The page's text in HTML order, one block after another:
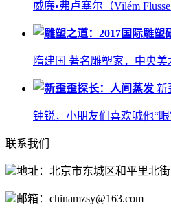
威廉•弗卢塞尔（Vilém
隋建国 著名雕塑家，中央
新
钟锐，小朋友们喜欢喊他“
联系我们
地址：北京市东城区和平里北街
邮箱：chinamzsy@163.com